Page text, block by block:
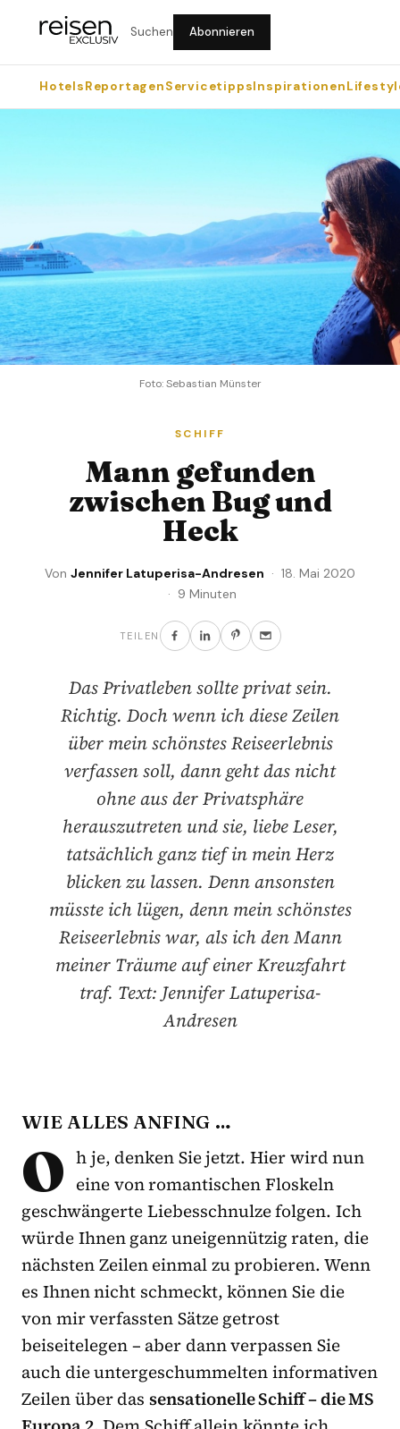
Suchen Abonnieren
HotelsReportagenServicetippsInspirationen
Foto: Sebastian Münster
SCHIFF
Mann gefunden
zwischen Bug und
Heck
Von Jennifer Latuperisa-Andresen · 18. Mai 2020
· 9 Minuten
TEILEN
Das Privatleben sollte privat sein.
Richtig. Doch wenn ich diese Zeilen
über mein schönstes Reiseerlebnis
verfassen soll, dann geht das nicht
ohne aus der Privatsphäre
herauszutreten und sie, liebe Leser,
tatsächlich ganz tief in mein Herz
blicken zu lassen. Denn ansonsten
müsste ich lügen, denn mein schönstes
Reiseerlebnis war, als ich den Mann
meiner Träume auf einer Kreuzfahrt
traf. Text: Jennifer Latuperisa-
Andresen
WIE ALLES ANFING …
O h je, denken Sie jetzt. Hier wird nun
eine von romantischen Floskeln
geschwängerte Liebesschnulze folgen. Ich
würde Ihnen ganz uneigennützig raten, die
nächsten Zeilen einmal zu probieren. Wenn
es Ihnen nicht schmeckt, können Sie die
von mir verfassten Sätze getrost
beiseitelegen – aber dann verpassen Sie
auch die untergeschummelten informativen
Zeilen über das sensationelle Schiff – die MS